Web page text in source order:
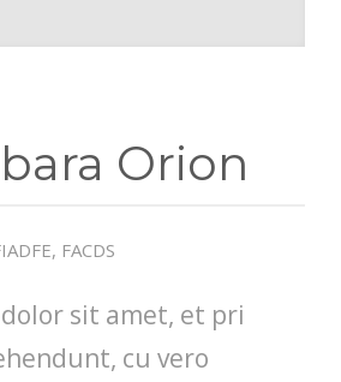
Orion
FACDS
sit amet, et pri
cu vero